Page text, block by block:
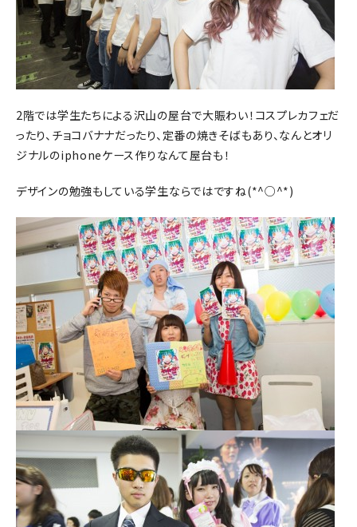
2階では学生たちによる沢山の屋台で大賑わい！コスプレカフェだ
ったり、チョコバナナだったり、定番の焼きそばもあり、なんとオリ
ジナルのiphoneケース作りなんて屋台も！
デザインの勉強もしている学生ならではですね(*^○^*)